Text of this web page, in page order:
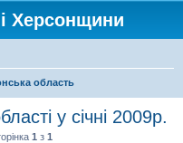
Херсонщини
область
у січні 2009р.
1 з 1